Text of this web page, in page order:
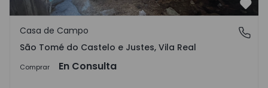
São Tomé do Castelo e Justes, Vila Real
Casa de Campo
São Tomé do Castelo e Justes, Vila Real
Comprar En Consulta